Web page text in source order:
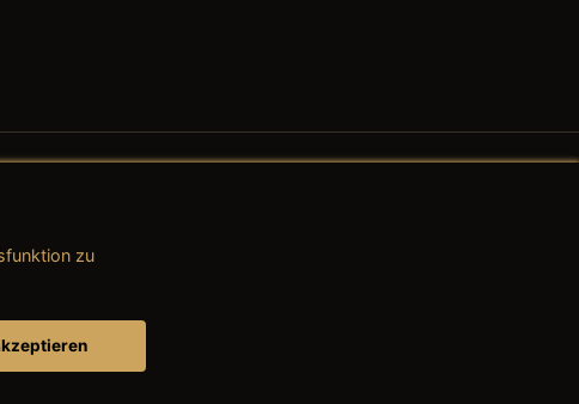
→ AGB (Teile & Zubehör)
zu